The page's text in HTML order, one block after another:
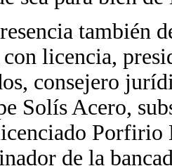
también
licencia,
consejero
Solís Acero,
Porfirio
de la